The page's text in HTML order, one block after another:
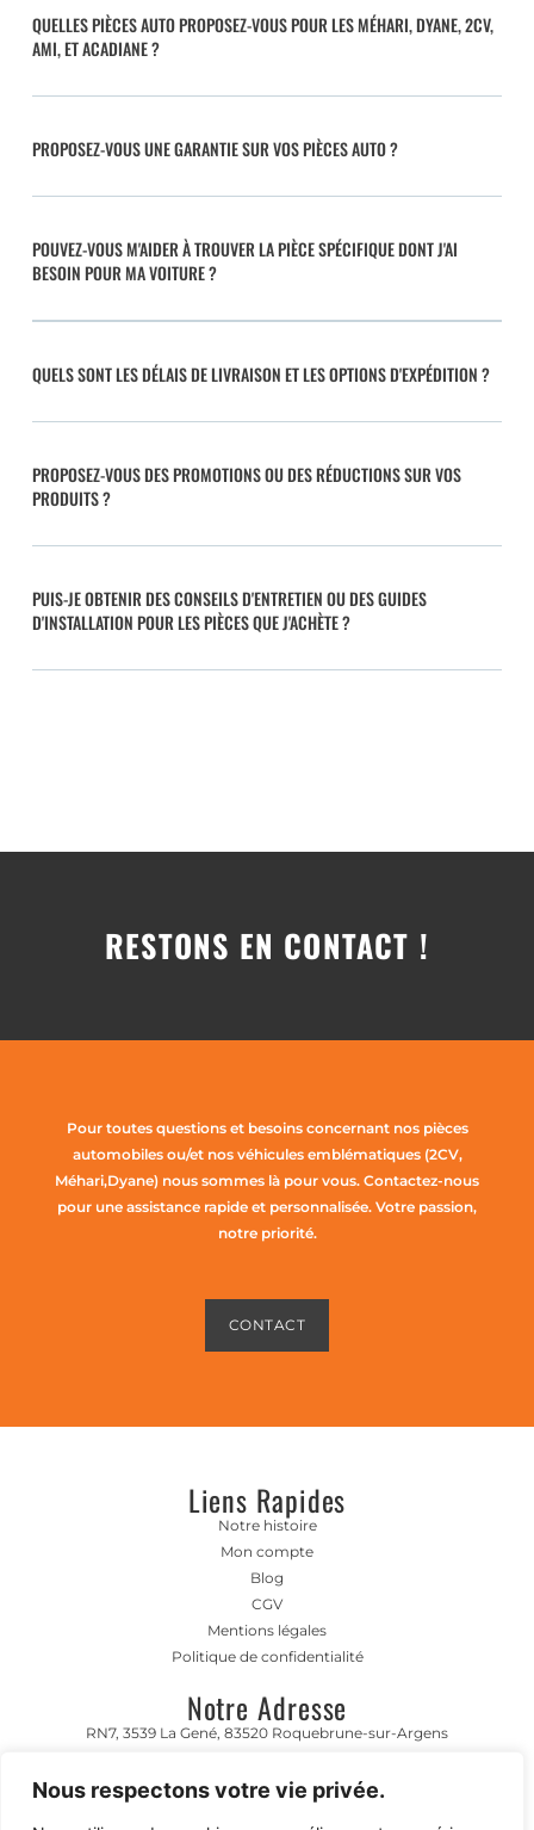
Nous respectons votre vie privée.
QUELLES PIÈCES AUTO PROPOSEZ-VOUS POUR LES MÉHARI, DYANE, 2CV,
AMI, ET ACADIANE ?
PROPOSEZ-VOUS UNE GARANTIE SUR VOS PIÈCES AUTO ?
POUVEZ-VOUS M'AIDER À TROUVER LA PIÈCE SPÉCIFIQUE DONT J'AI
BESOIN POUR MA VOITURE ?
QUELS SONT LES DÉLAIS DE LIVRAISON ET LES OPTIONS D'EXPÉDITION ?
PROPOSEZ-VOUS DES PROMOTIONS OU DES RÉDUCTIONS SUR VOS
PRODUITS ?
PUIS-JE OBTENIR DES CONSEILS D'ENTRETIEN OU DES GUIDES
D'INSTALLATION POUR LES PIÈCES QUE J'ACHÈTE ?
RESTONS EN CONTACT !
Pour toutes questions et besoins concernant nos pièces
automobiles ou/et nos véhicules emblématiques (2CV,
Méhari,Dyane) nous sommes là pour vous. Contactez-nous
pour une assistance rapide et personnalisée. Votre passion,
notre priorité.
CONTACT
Liens Rapides
Notre histoire
Mon compte
Blog
CGV
Mentions légales
Politique de confidentialité
Notre Adresse
RN7, 3539 La Gené, 83520 Roquebrune-sur-Argens
Horaire D'ouverture